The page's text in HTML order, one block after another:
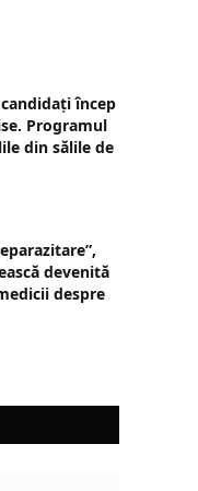
încep
Programul
din sălile de
devenită
despre